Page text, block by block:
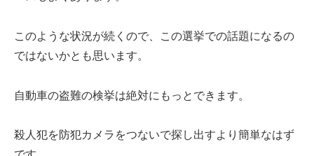
このような状況が続くので、この選挙での話題になるの
ではないかとも思います。
自動車の盗難の検挙は絶対にもっとできます。
殺人犯を防犯カメラをつないで探し出すより簡単なはず